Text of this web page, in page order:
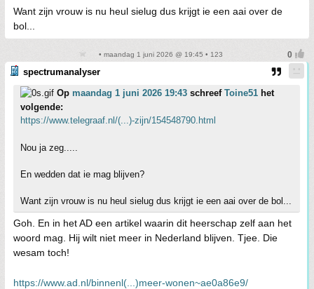
Want zijn vrouw is nu heul sielug dus krijgt ie een aai over de
bol...
• maandag 1 juni 2026 @ 19:45 • 123
spectrumanalyser
Op maandag 1 juni 2026 19:43 schreef Toine51 het
volgende:
https://www.telegraaf.nl/(...)-zijn/154548790.html
Nou ja zeg.....
En wedden dat ie mag blijven?
Want zijn vrouw is nu heul sielug dus krijgt ie een aai over de bol...
Goh. En in het AD een artikel waarin dit heerschap zelf aan het
woord mag. Hij wilt niet meer in Nederland blijven. Tjee. Die
wesam toch!
https://www.ad.nl/binnenl(...)meer-wonen~ae0a86e9/